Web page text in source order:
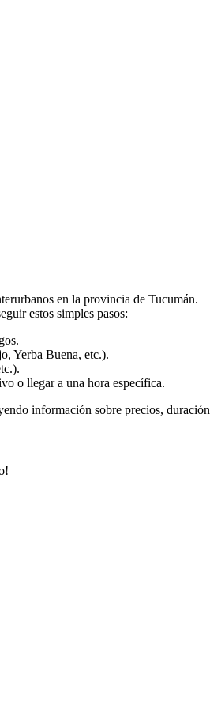
en la provincia de Tucumán.
estos simples pasos:
Yerba Buena, etc.).
o llegar a una hora específica.
información sobre precios,